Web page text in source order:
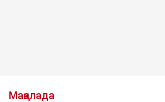
Мақалада